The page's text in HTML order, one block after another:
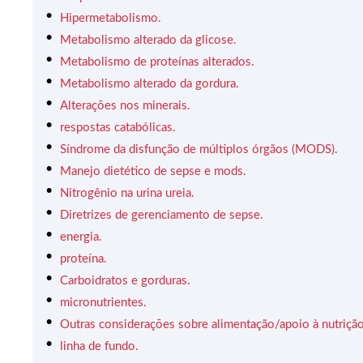
Hipermetabolismo.
Metabolismo alterado da glicose.
Metabolismo de proteínas alterados.
Metabolismo alterado da gordura.
Alterações nos minerais.
respostas catabólicas.
Síndrome da disfunção de múltiplos órgãos (MODS).
Manejo dietético de sepse e mods.
Nitrogênio na urina ureia.
Diretrizes de gerenciamento de sepse.
energia.
proteína.
Carboidratos e gorduras.
micronutrientes.
Outras considerações sobre alimentação/apoio à
linha de fundo.